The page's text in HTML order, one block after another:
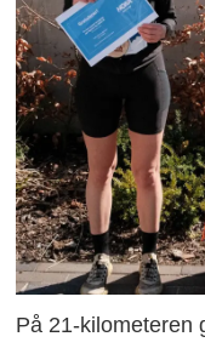
På 21-kilometeren